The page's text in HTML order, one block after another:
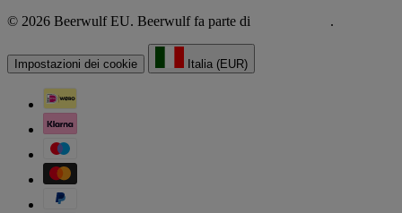
© 2026 Beerwulf EU. Beerwulf fa parte di
.
Impostazioni dei cookie Italia (EUR)